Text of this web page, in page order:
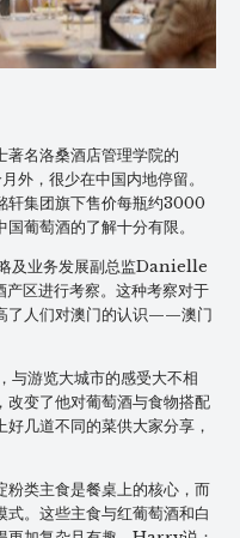
著名洛桑酒店管理学院的
，很少在中国内地停留。
轩集团旗下售价每瓶约3000
葡萄酒的了解十分有限。
及业务发展副总监Danielle
区进行考察。这种考察对于
了人们对澳门的认识——澳门
游览大城市的感受大不相
改变了他对葡萄酒与食物搭配
几道不同的菜供大家分享，
粉类主食是餐桌上的核心，而
。这些主食与红葡萄酒和白